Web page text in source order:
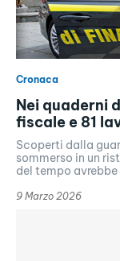
Cronaca
Nei quaderni
fiscale e 81
Scoperti dalla
sommerso in un
del tempo
9 Marzo 2026